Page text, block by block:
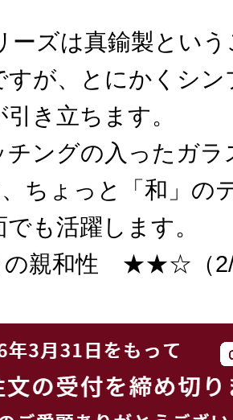
ーズは真鍮製とい
すが、とにかくシ
き立ちます。
チングの入ったガラ
ちょっと「和」の
も活躍します。
の親和性 ★★☆（